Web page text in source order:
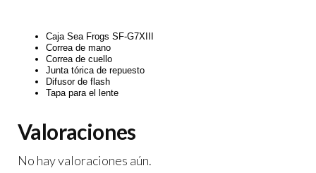
Caja Sea Frogs SF-G7XIII
Correa de mano
Correa de cuello
Junta tórica de repuesto
Difusor de flash
Tapa para el lente
Valoraciones
No hay valoraciones aún.